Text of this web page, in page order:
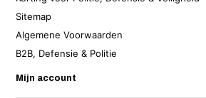
Sitemap
Algemene Voorwaarden
B2B, Defensie & Politie
Mijn account